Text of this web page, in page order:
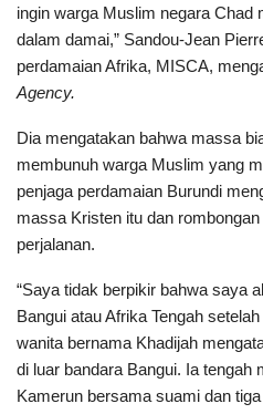
ingin warga Muslim negara Chad
dalam damai,” Sandou-Jean
perdamaian Afrika, MISCA,
Agency.
Dia mengatakan bahwa massa
membunuh warga Muslim yang
penjaga perdamaian Burundi
massa Kristen itu dan
perjalanan.
“Saya tidak berpikir bahwa saya
Bangui atau Afrika Tengah
wanita bernama Khadijah
di luar bandara Bangui. Ia tengah
Kamerun bersama suami dan